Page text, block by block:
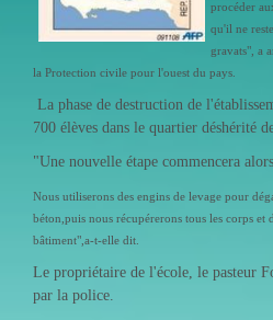
procéder
qu'il ne
gravats", a
la Protection civile pour l'ouest du pays.
La phase de destruction de
700 élèves dans le quartier déshérité
"Une nouvelle étape commencera
Nous utiliserons des engins de levage pour
béton,puis nous récupérerons tous les corps et
bâtiment",a-t-elle dit.
Le propriétaire de l'école, le pasteur
par la police.